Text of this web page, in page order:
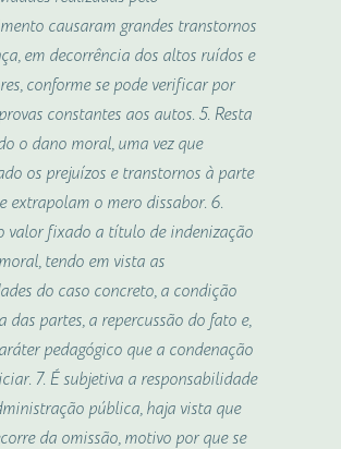
causaram grandes transtornos
em decorrência dos altos ruídos e
conforme se pode verificar por
constantes aos autos. 5. Resta
o dano moral, uma vez que
os prejuízos e transtornos à parte
extrapolam o mero dissabor. 6.
valor fixado a título de indenização
moral, tendo em vista as
do caso concreto, a condição
das partes, a repercussão do fato e,
pedagógico que a condenação
7. É subjetiva a responsabilidade
pública, haja vista que
da omissão, motivo por que se